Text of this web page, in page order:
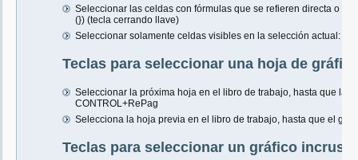
Seleccionar las celdas con fórmulas que se refieren directa o
(}) (tecla cerrando llave)
Seleccionar solamente celdas visibles en la selección actual:
Teclas para seleccionar una hoja de
Seleccionar la próxima hoja en el libro de trabajo, hasta que la
CONTROL+RePag
Selecciona la hoja previa en el libro de trabajo, hasta que el
Teclas para seleccionar un gráfico